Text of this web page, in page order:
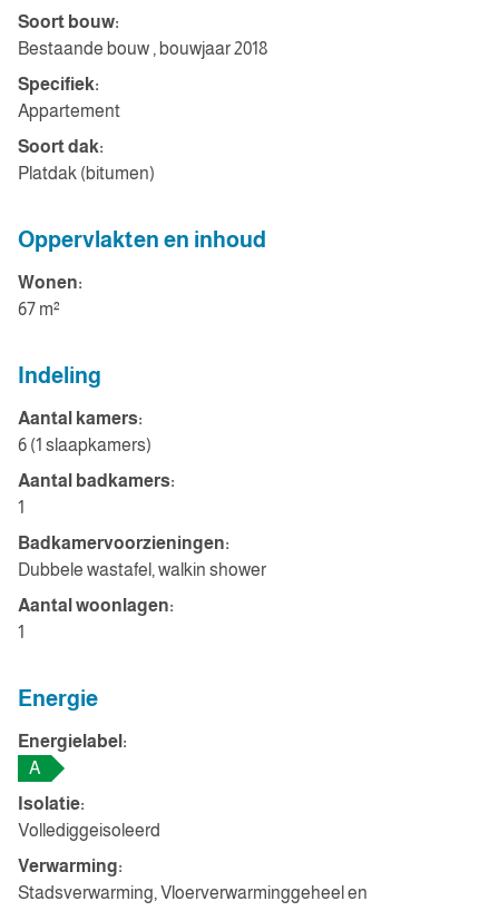
Soort bouw:
Bestaande bouw , bouwjaar 2018
Specifiek:
Appartement
Soort dak:
Platdak (bitumen)
Oppervlakten en inhoud
Wonen:
67 m²
Indeling
Aantal kamers:
6 (1 slaapkamers)
Aantal badkamers:
1
Badkamervoorzieningen:
Dubbele wastafel, walkin shower
Aantal woonlagen:
1
Energie
Energielabel:
A
Isolatie:
Vollediggeisoleerd
Verwarming:
Stadsverwarming, Vloerverwarminggeheel en